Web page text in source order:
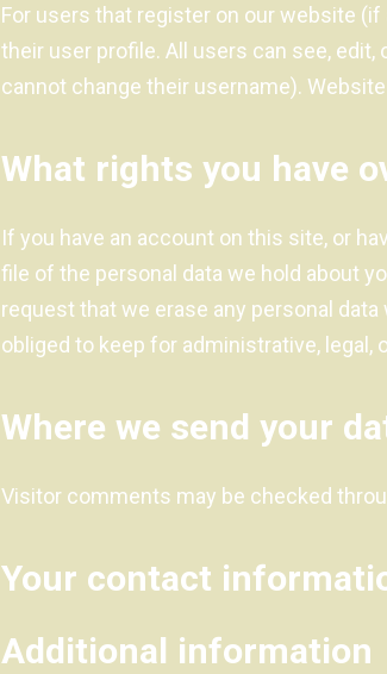
For users that register on our website
their user profile. All users can see,
cannot change their username).
What rights you have
If you have an account on this site, or
file of the personal data we hold about
request that we erase any personal
obliged to keep for administrative, legal,
Where we send your
Visitor comments may be checked
Your contact
Additional information